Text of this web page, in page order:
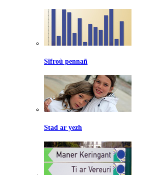
Sifroù pennañ
Stad ar yezh